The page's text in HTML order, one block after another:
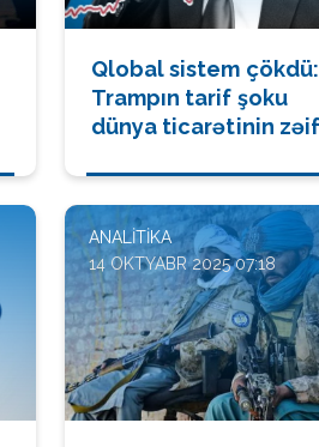
Qlobal sistem çökdü:
Trampın tarif şoku
dünya ticarətinin zəif
ANALITIKA
14 OKTYABR 2025 07:18